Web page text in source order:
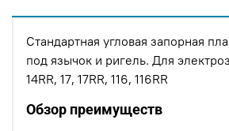
Стандартная угловая запорная
под язычок и ригель. Для
14RR, 17, 17RR, 116, 116RR
Обзор преимуществ